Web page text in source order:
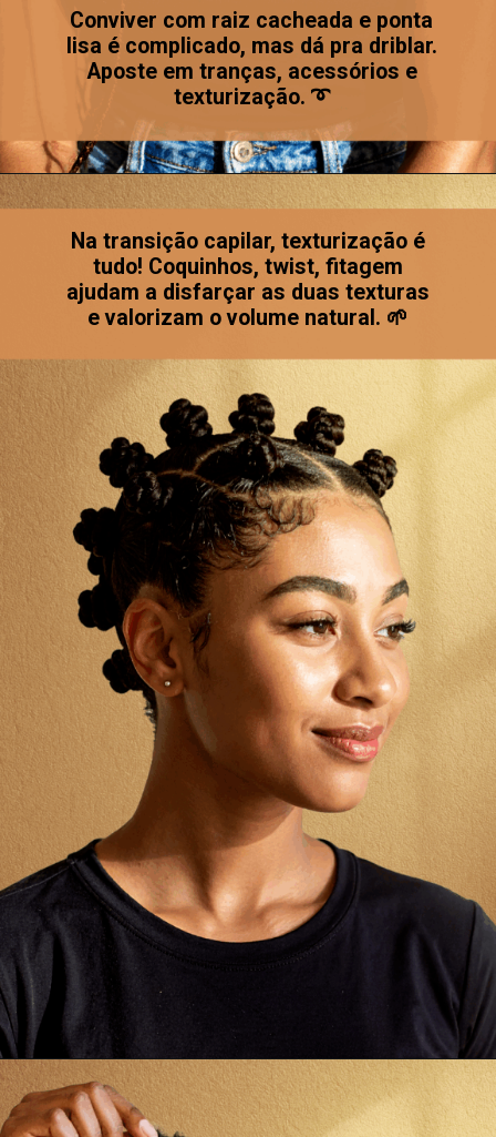
Conviver com raiz cacheada e ponta
lisa é complicado, mas dá pra driblar.
Aposte em tranças, acessórios e
texturização. ➰
Na transição capilar, texturização é
tudo! Coquinhos, twist, fitagem
ajudam a disfarçar as duas texturas
e valorizam o volume natural. 🌱